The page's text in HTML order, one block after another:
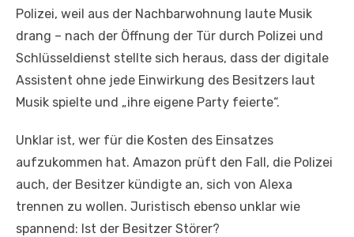
Polizei, weil aus der Nachbarwohnung laute Musik
drang – nach der Öffnung der Tür durch Polizei und
Schlüsseldienst stellte sich heraus, dass der digitale
Assistent ohne jede Einwirkung des Besitzers laut
Musik spielte und „ihre eigene Party feierte“.
Unklar ist, wer für die Kosten des Einsatzes
aufzukommen hat. Amazon prüft den Fall, die Polizei
auch, der Besitzer kündigte an, sich von Alexa
trennen zu wollen. Juristisch ebenso unklar wie
spannend: Ist der Besitzer Störer?